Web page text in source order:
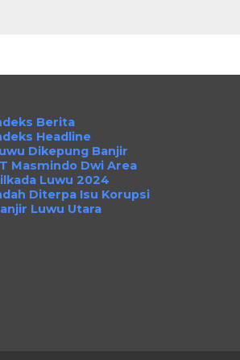
Berita
Headline
Dikepung Banjir
Masmindo Dwi Area
Luwu 2024
Diterpa Isu Korupsi
Luwu Utara